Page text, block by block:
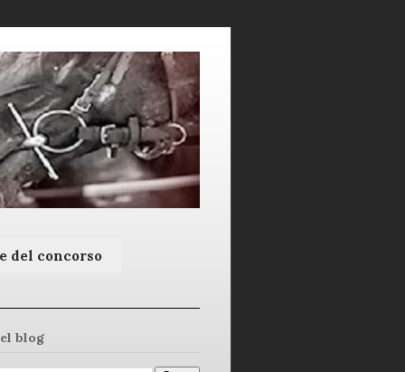
del concorso
blog